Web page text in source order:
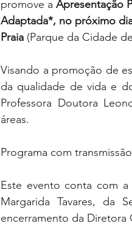
promove a Apresentação
Adaptada*, no próximo
Praia (Parque da Cidade
Visando a promoção de
da qualidade de vida e
Professora Doutora
áreas.
Programa com
Este evento conta com
Margarida Tavares, da
encerramento da Diretora